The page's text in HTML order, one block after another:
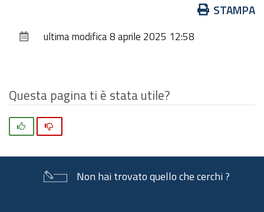
documento
STAMPA
ultima modifica8 aprile 2025 12:58
Questa pagina ti è stata utile?
Non hai trovato quello che cerchi ?